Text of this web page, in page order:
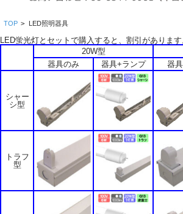
TOP > LED照明器具
LED蛍光灯とセットで購入すると、割引があります
20W型
器具のみ
器具+ランプ 器
シャー
シ型
トラフ
型